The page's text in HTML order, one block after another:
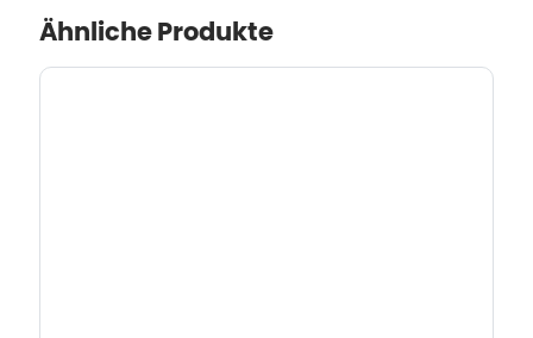
Ähnliche Produkte